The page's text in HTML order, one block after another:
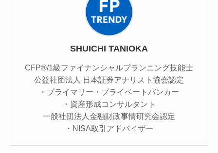
SHUICHI TANIOKA
CFP®/1級ファイナンシャルプランニング技能士
公益社団法人 日本証券アナリスト協会認定
・プライマリー・プライベートバンカー
・資産形成コンサルタント
一般社団法人金融財政事情研究会認定
・NISA取引アドバイザー